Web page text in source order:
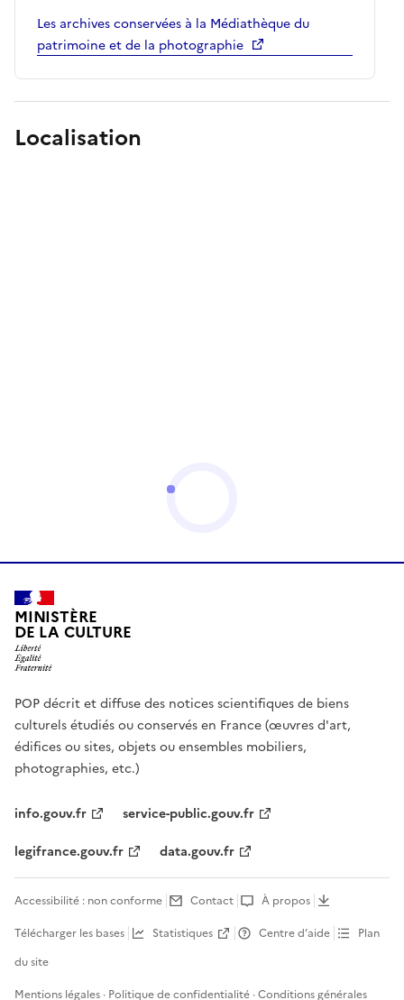
Les archives conservées à la Médiathèque du
patrimoine et de la photographie
Localisation
MINISTÈRE
DE LA CULTURE
POP décrit et diffuse des notices scientifiques de biens
culturels étudiés ou conservés en France (œuvres d'art,
édifices ou sites, objets ou ensembles mobiliers,
photographies, etc.)
info.gouv.fr
service-public.gouv.fr
legifrance.gouv.fr
data.gouv.fr
Accessibilité : non conforme Contact
À propos
Télécharger les bases
Statistiques Centre d’aide
Plan
du site
Mentions légales · Politique de confidentialité ·Conditions générales